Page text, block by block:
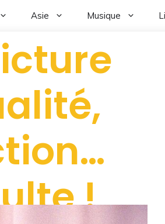
Asie Musique
!